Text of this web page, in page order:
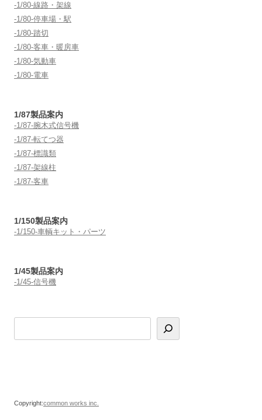
-1/80-線路・架線
-1/80-停車場・駅
-1/80-踏切
-1/80-客車・暖房車
-1/80-気動車
-1/80-電車
1/87製品案内
-1/87-腕木式信号機
-1/87-転てつ器
-1/87-標識類
-1/87-架線柱
-1/87-客車
1/150製品案内
-1/150-車輌キット・パーツ
1/45製品案内
-1/45-信号機
Copyright:common works inc.